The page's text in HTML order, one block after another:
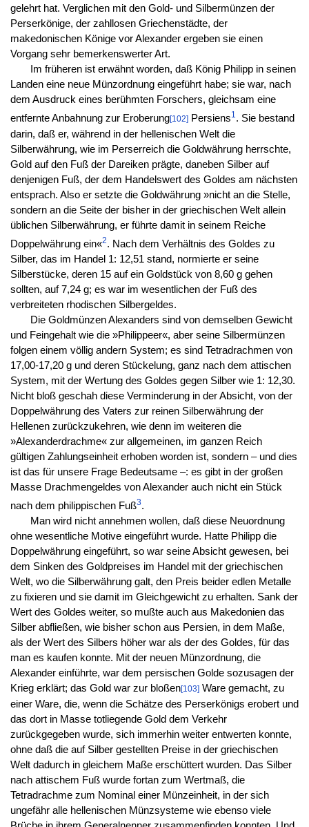
gelehrt hat. Verglichen mit den Gold- und Silbermünzen der
Perserkönige, der zahllosen Griechenstädte, der
makedonischen Könige vor Alexander ergeben sie einen
Vorgang sehr bemerkenswerter Art.
Im früheren ist erwähnt worden, daß König Philipp in seinen
Landen eine neue Münzordnung eingeführt habe; sie war, nach
dem Ausdruck eines berühmten Forschers, gleichsam eine
entfernte Anbahnung zur Eroberung[102]Persiens1. Sie bestand
darin, daß er, während in der hellenischen Welt die
Silberwährung, wie im Perserreich die Goldwährung herrschte,
Gold auf den Fuß der Dareiken prägte, daneben Silber auf
denjenigen Fuß, der dem Handelswert des Goldes am nächsten
entsprach. Also er setzte die Goldwährung »nicht an die Stelle,
sondern an die Seite der bisher in der griechischen Welt allein
üblichen Silberwährung, er führte damit in seinem Reiche
Doppelwährung ein«2. Nach dem Verhältnis des Goldes zu
Silber, das im Handel 1: 12,51 stand, normierte er seine
Silberstücke, deren 15 auf ein Goldstück von 8,60 g gehen
sollten, auf 7,24 g; es war im wesentlichen der Fuß des
verbreiteten rhodischen Silbergeldes.
Die Goldmünzen Alexanders sind von demselben Gewicht
und Feingehalt wie die »Philippeer«, aber seine Silbermünzen
folgen einem völlig andern System; es sind Tetradrachmen von
17,00-17,20 g und deren Stückelung, ganz nach dem attischen
System, mit der Wertung des Goldes gegen Silber wie 1: 12,30.
Nicht bloß geschah diese Verminderung in der Absicht, von der
Doppelwährung des Vaters zur reinen Silberwährung der
Hellenen zurückzukehren, wie denn im weiteren die
»Alexanderdrachme« zur allgemeinen, im ganzen Reich
gültigen Zahlungseinheit erhoben worden ist, sondern – und dies
ist das für unsere Frage Bedeutsame –: es gibt in der großen
Masse Drachmengeldes von Alexander auch nicht ein Stück
nach dem philippischen Fuß3.
Man wird nicht annehmen wollen, daß diese Neuordnung
ohne wesentliche Motive eingeführt wurde. Hatte Philipp die
Doppelwährung eingeführt, so war seine Absicht gewesen, bei
dem Sinken des Goldpreises im Handel mit der griechischen
Welt, wo die Silberwährung galt, den Preis beider edlen Metalle
zu fixieren und sie damit im Gleichgewicht zu erhalten. Sank der
Wert des Goldes weiter, so mußte auch aus Makedonien das
Silber abfließen, wie bisher schon aus Persien, in dem Maße,
als der Wert des Silbers höher war als der des Goldes, für das
man es kaufen konnte. Mit der neuen Münzordnung, die
Alexander einführte, war dem persischen Golde sozusagen der
Krieg erklärt; das Gold war zur bloßen[103]Ware gemacht, zu
einer Ware, die, wenn die Schätze des Perserkönigs erobert und
das dort in Masse totliegende Gold dem Verkehr
zurückgegeben wurde, sich immerhin weiter entwerten konnte,
ohne daß die auf Silber gestellten Preise in der griechischen
Welt dadurch in gleichem Maße erschüttert wurden. Das Silber
nach attischem Fuß wurde fortan zum Wertmaß, die
Tetradrachme zum Nominal einer Münzeinheit, in der sich
ungefähr alle hellenischen Münzsysteme wie ebenso viele